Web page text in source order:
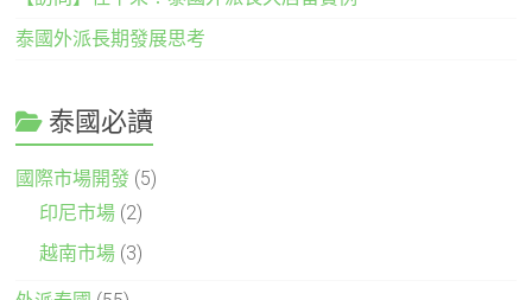
泰國外派長期發展思考
泰國必讀
國際市場開發 (5)
印尼市場 (2)
越南市場 (3)